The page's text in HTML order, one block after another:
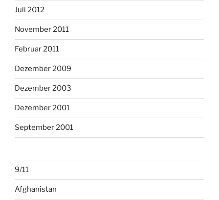
Juli 2012
November 2011
Februar 2011
Dezember 2009
Dezember 2003
Dezember 2001
September 2001
9/11
Afghanistan